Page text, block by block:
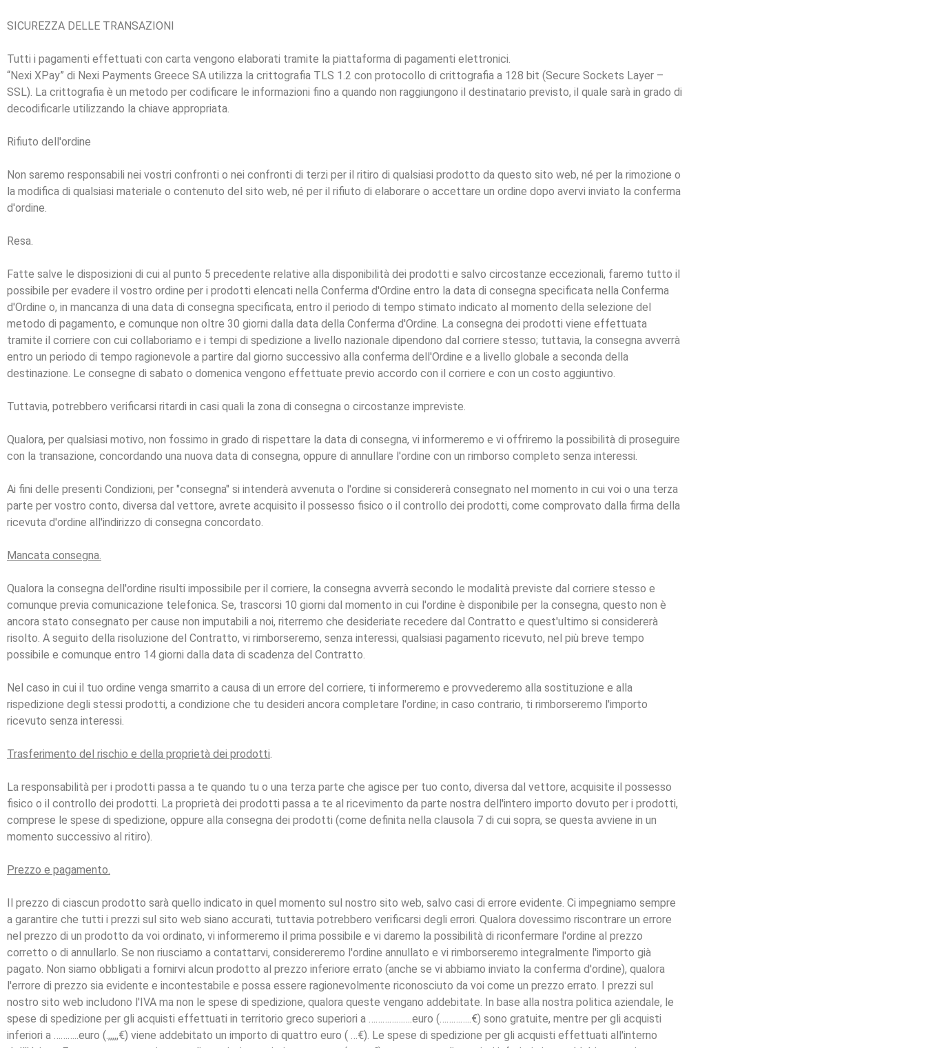
SICUREZZA DELLE TRANSAZIONI
Tutti i pagamenti effettuati con carta vengono elaborati tramite la piattaforma di pagamenti elettronici.
“Nexi XPay” di Nexi Payments Greece SA utilizza la crittografia TLS 1.2 con protocollo di crittografia a 128 bit (Secure Sockets Layer –
SSL). La crittografia è un metodo per codificare le informazioni fino a quando non raggiungono il destinatario previsto, il quale sarà in grado di
decodificarle utilizzando la chiave appropriata.
Rifiuto dell'ordine
Non saremo responsabili nei vostri confronti o nei confronti di terzi per il ritiro di qualsiasi prodotto da questo sito web, né per la rimozione o
la modifica di qualsiasi materiale o contenuto del sito web, né per il rifiuto di elaborare o accettare un ordine dopo avervi inviato la conferma
d'ordine.
Resa.
Fatte salve le disposizioni di cui al punto 5 precedente relative alla disponibilità dei prodotti e salvo circostanze eccezionali, faremo tutto il
possibile per evadere il vostro ordine per i prodotti elencati nella Conferma d'Ordine entro la data di consegna specificata nella Conferma
d'Ordine o, in mancanza di una data di consegna specificata, entro il periodo di tempo stimato indicato al momento della selezione del
metodo di pagamento, e comunque non oltre 30 giorni dalla data della Conferma d'Ordine. La consegna dei prodotti viene effettuata
tramite il corriere con cui collaboriamo e i tempi di spedizione a livello nazionale dipendono dal corriere stesso; tuttavia, la consegna avverrà
entro un periodo di tempo ragionevole a partire dal giorno successivo alla conferma dell'Ordine e a livello globale a seconda della
destinazione. Le consegne di sabato o domenica vengono effettuate previo accordo con il corriere e con un costo aggiuntivo.
Tuttavia, potrebbero verificarsi ritardi in casi quali la zona di consegna o circostanze impreviste.
Qualora, per qualsiasi motivo, non fossimo in grado di rispettare la data di consegna, vi informeremo e vi offriremo la possibilità di proseguire
con la transazione, concordando una nuova data di consegna, oppure di annullare l'ordine con un rimborso completo senza interessi.
Ai fini delle presenti Condizioni, per "consegna" si intenderà avvenuta o l'ordine si considererà consegnato nel momento in cui voi o una terza
parte per vostro conto, diversa dal vettore, avrete acquisito il possesso fisico o il controllo dei prodotti, come comprovato dalla firma della
ricevuta d'ordine all'indirizzo di consegna concordato.
Mancata consegna.
Qualora la consegna dell'ordine risulti impossibile per il corriere, la consegna avverrà secondo le modalità previste dal corriere stesso e
comunque previa comunicazione telefonica. Se, trascorsi 10 giorni dal momento in cui l'ordine è disponibile per la consegna, questo non è
ancora stato consegnato per cause non imputabili a noi, riterremo che desideriate recedere dal Contratto e quest'ultimo si considererà
risolto. A seguito della risoluzione del Contratto, vi rimborseremo, senza interessi, qualsiasi pagamento ricevuto, nel più breve tempo
possibile e comunque entro 14 giorni dalla data di scadenza del Contratto.
Nel caso in cui il tuo ordine venga smarrito a causa di un errore del corriere, ti informeremo e provvederemo alla sostituzione e alla
rispedizione degli stessi prodotti, a condizione che tu desideri ancora completare l'ordine; in caso contrario, ti rimborseremo l'importo
ricevuto senza interessi.
Trasferimento del rischio e della proprietà dei prodotti.
La responsabilità per i prodotti passa a te quando tu o una terza parte che agisce per tuo conto, diversa dal vettore, acquisite il possesso
fisico o il controllo dei prodotti. La proprietà dei prodotti passa a te al ricevimento da parte nostra dell'intero importo dovuto per i prodotti,
comprese le spese di spedizione, oppure alla consegna dei prodotti (come definita nella clausola 7 di cui sopra, se questa avviene in un
momento successivo al ritiro).
Prezzo e pagamento.
Il prezzo di ciascun prodotto sarà quello indicato in quel momento sul nostro sito web, salvo casi di errore evidente. Ci impegniamo sempre
a garantire che tutti i prezzi sul sito web siano accurati, tuttavia potrebbero verificarsi degli errori. Qualora dovessimo riscontrare un errore
nel prezzo di un prodotto da voi ordinato, vi informeremo il prima possibile e vi daremo la possibilità di riconfermare l'ordine al prezzo
corretto o di annullarlo. Se non riusciamo a contattarvi, considereremo l'ordine annullato e vi rimborseremo integralmente l'importo già
pagato. Non siamo obbligati a fornirvi alcun prodotto al prezzo inferiore errato (anche se vi abbiamo inviato la conferma d'ordine), qualora
l'errore di prezzo sia evidente e incontestabile e possa essere ragionevolmente riconosciuto da voi come un prezzo errato. I prezzi sul
nostro sito web includono l'IVA ma non le spese di spedizione, qualora queste vengano addebitate. In base alla nostra politica aziendale, le
spese di spedizione per gli acquisti effettuati in territorio greco superiori a ……………….euro (…………..€) sono gratuite, mentre per gli acquisti
inferiori a ………..euro (.,,,,,€) viene addebitato un importo di quattro euro ( …€). Le spese di spedizione per gli acquisti effettuati all'interno